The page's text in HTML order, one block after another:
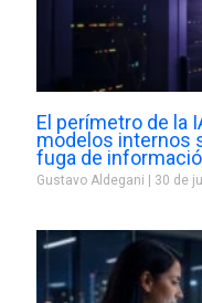
El perímetro de la
modelos internos
fuga de
Gustavo Aldegani 30 de